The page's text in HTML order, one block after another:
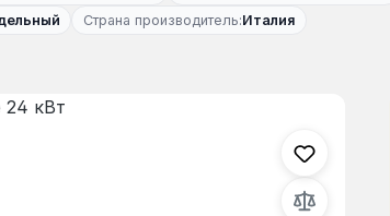
Страна производитель:Италия